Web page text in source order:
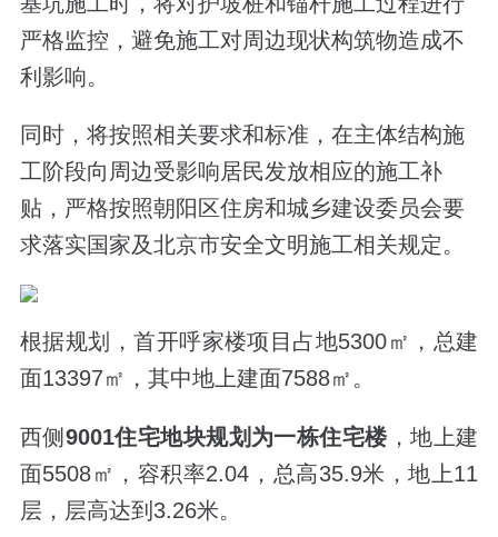
严格监控，避免施工对周边现状构筑物造成不
利影响。
同时，将按照相关要求和标准，在主体结构施
工阶段向周边受影响居民发放相应的施工补
贴，严格按照朝阳区住房和城乡建设委员会要
求落实国家及北京市安全文明施工相关规定。
根据规划，首开呼家楼项目占地5300㎡，总建
面13397㎡，其中地上建面7588㎡。
西侧9001住宅地块规划为一栋住宅楼 ，地上建
面5508㎡，容积率2.04，总高35.9米，地上11
层，层高达到3.26米。